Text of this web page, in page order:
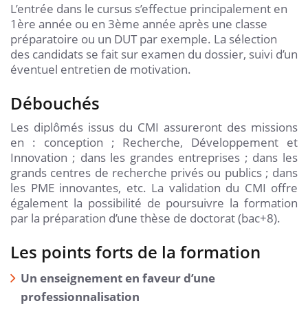
L’entrée dans le cursus s’effectue principalement en
1ère année ou en 3ème année après une classe
préparatoire ou un DUT par exemple. La sélection
des candidats se fait sur examen du dossier, suivi d’un
éventuel entretien de motivation.
Débouchés
Les diplômés issus du CMI assureront des missions
en : conception ; Recherche, Développement et
Innovation ; dans les grandes entreprises ; dans les
grands centres de recherche privés ou publics ; dans
les PME innovantes, etc. La validation du CMI offre
également la possibilité de poursuivre la formation
par la préparation d’une thèse de doctorat (bac+8).
Les points forts de la formation
Un enseignement en faveur d’une
professionnalisation